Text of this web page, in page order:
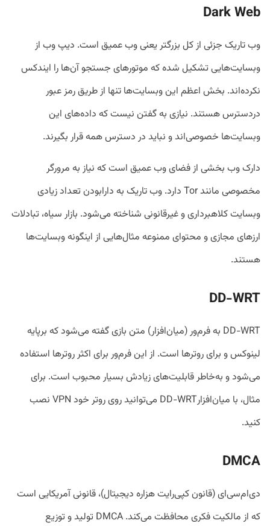
Dark Web
وب تاریک جزئی از کل بزرگتر یعنی وب عمیق است. دیپ وب از
وبسایت‌هایی تشکیل شده که موتورهای جستجو آن‌ها را ایندکس
نکرده‌اند. بخش اعظم این وبسایت‌ها تنها از طریق رمز عبور
دردسترس هستند. نیازی به گفتن نیست که داده‌های این
وبسایت‌ها خصوصی‌اند و نباید در دسترس همه قرار بگیرند.
دارک وب بخشی از فضای وب عمیق است که نیاز به مرورگر
مخصوصی مانند Tor دارد. وب تاریک به دارابودن تعداد زیادی
وبسایت کلاهبرداری و غیرقانونی شناخته می‌شود. بازار سیاه، تبادلات
ارزهای مجازی و محتوای ممنوعه مثال‌هایی از اینگونه وبسایت‌ها
هستند.
DD-WRT
DD-WRT به فرم‌ور (میان‌افزار) متن بازی گفته می‌شود که برپایه
لینوکس و برای روترها است. از این فرم‌ور برای اکثر روترها استفاده
می‌شود و به‌خاطر قابلیت‌های زیادش بسیار محبوب است. برای
مثال، با میان‌افزارDD-WRT می‌توانید روی روتر خود VPN نصب
کنید.
DMCA
دی‌ام‌سی‌ای (قانون کپی‌رایت هزاره دیجیتال)، قانونی آمریکایی است
که از مالکیت فکری محافظت می‌کند. DMCA تولید و توزیع